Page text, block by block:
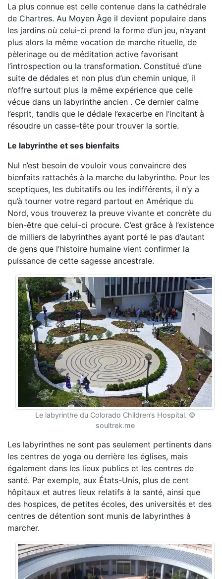
La plus connue est celle contenue dans la cathédrale
de Chartres. Au Moyen Âge il devient populaire dans
les jardins où celui-ci prend la forme d’un jeu, n’ayant
plus alors la même vocation de marche rituelle, de
pèlerinage ou de méditation active favorisant
l’introspection ou la transformation. Constitué d’une
suite de dédales et non plus d’un chemin unique, il
n’offre surtout plus la même expérience que celle
vécue dans un labyrinthe ancien . Ce dernier calme
l’esprit, tandis que le dédale l’exacerbe en l’incitant à
résoudre un casse-tête pour trouver la sortie.
Le labyrinthe et ses bienfaits
Nul n’est besoin de vouloir vous convaincre des
bienfaits rattachés à la marche du labyrinthe. Pour les
sceptiques, les dubitatifs ou les indifférents, il n’y a
qu’à tourner votre regard partout en Amérique du
Nord, vous trouverez la preuve vivante et concrète du
bien-être que celui-ci procure. C’est grâce à l’existence
de milliers de labyrinthes ayant porté le pas d’autant
de gens que l’histoire humaine vient confirmer la
puissance de cette sagesse ancestrale.
Le labyrinthe du Colorado Children’s Hospital. ©
soultrek.me
Les labyrinthes ne sont pas seulement pertinents dans
les centres de yoga ou derrière les églises, mais
également dans les lieux publics et les centres de
santé. Par exemple, aux États-Unis, plus de cent
hôpitaux et autres lieux relatifs à la santé, ainsi que
des hospices, de petites écoles, des universités et des
centres de détention sont munis de labyrinthes à
marcher.